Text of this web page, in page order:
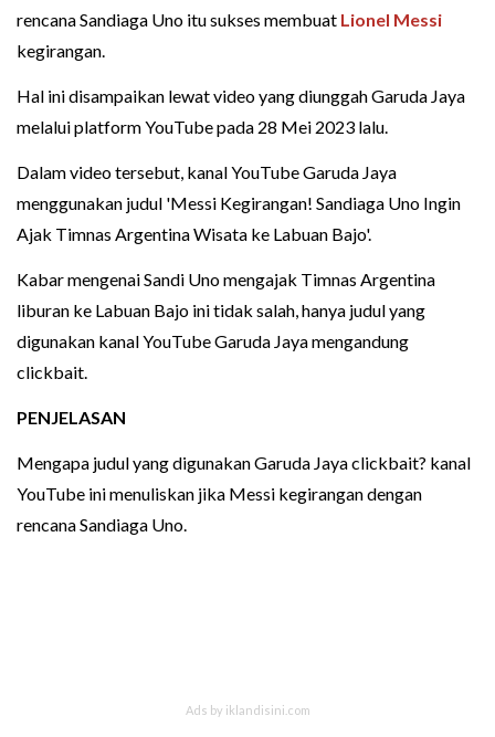
rencana Sandiaga Uno itu sukses membuat Lionel Messi
kegirangan.
Hal ini disampaikan lewat video yang diunggah Garuda Jaya
melalui platform YouTube pada 28 Mei 2023 lalu.
Dalam video tersebut, kanal YouTube Garuda Jaya
menggunakan judul 'Messi Kegirangan! Sandiaga Uno Ingin
Ajak Timnas Argentina Wisata ke Labuan Bajo'.
Kabar mengenai Sandi Uno mengajak Timnas Argentina
liburan ke Labuan Bajo ini tidak salah, hanya judul yang
digunakan kanal YouTube Garuda Jaya mengandung
clickbait.
PENJELASAN
Mengapa judul yang digunakan Garuda Jaya clickbait? kanal
YouTube ini menuliskan jika Messi kegirangan dengan
rencana Sandiaga Uno.